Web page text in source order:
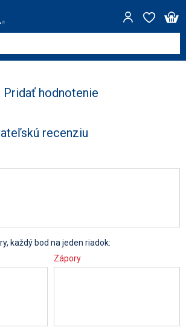
Pridať hodnotenie
recenziu
každý bod na jeden riadok:
Zápory